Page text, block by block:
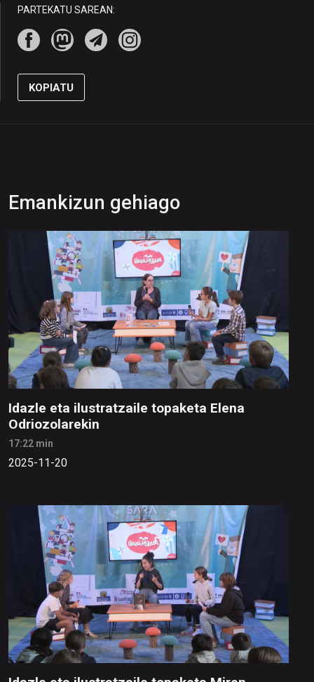
PARTEKATU SAREAN:
KOPIATU
Emankizun gehiago
Idazle eta ilustratzaile topaketa Elena
Odriozolarekin
17:22 min
2025-11-20